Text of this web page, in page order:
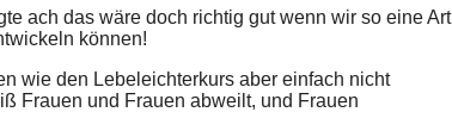
ach das wäre doch richtig gut wenn wir so eine Art
können!
wie den Lebeleichterkurs aber einfach nicht
Frauen und Frauen abweilt, und Frauen